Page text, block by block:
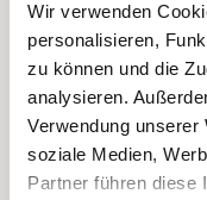
Wir verwenden
personalisieren,
zu können und die
analysieren.
Verwendung
soziale Medien,
Partner führen diese
100 ml enthalten
Kohlenhydrate
davon Zucker